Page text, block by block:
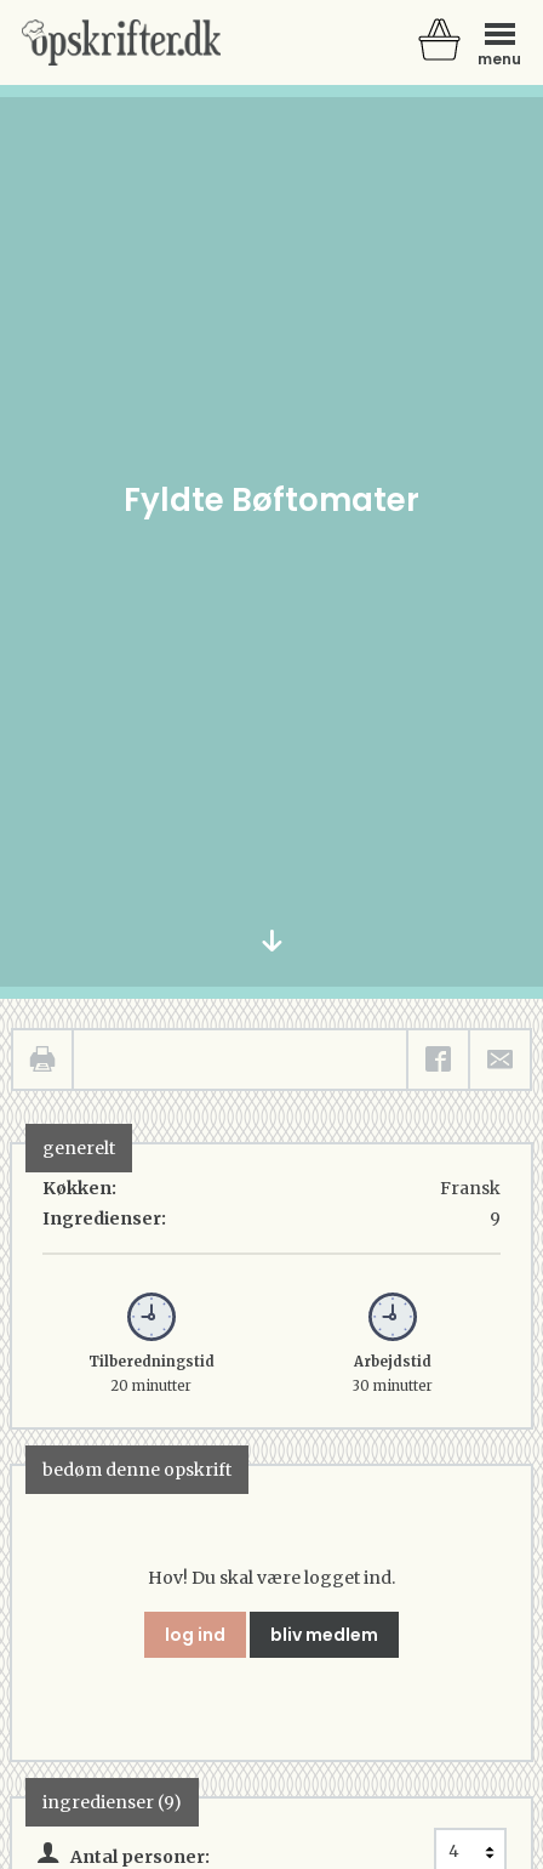
menu
Fyldte Bøftomater
generelt
Køkken:
Ingredienser:
Fransk
9
Tilberedningstid
20 minutter
Arbejdstid
30 minutter
bedøm denne opskrift
Hov! Du skal være logget ind.
log ind bliv medlem
ingredienser (9)
Antal personer: